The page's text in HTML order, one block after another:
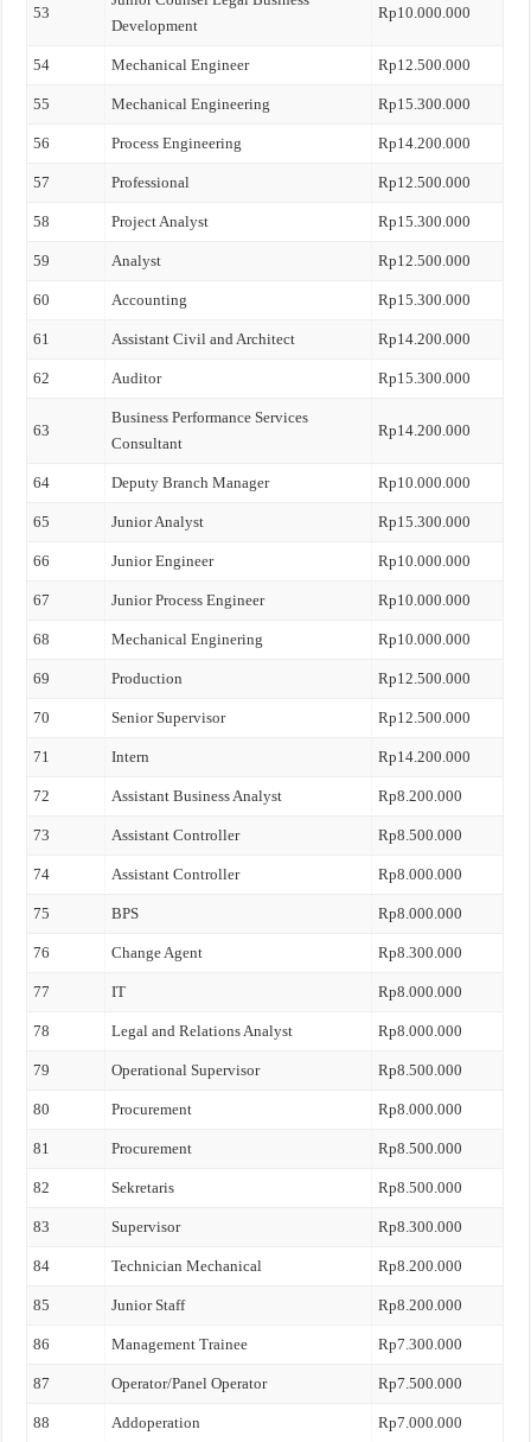
53
Development
Rp10.000.000
54 Mechanical Engineer Rp12.500.000
55 Mechanical Engineering Rp15.300.000
56 Process Engineering Rp14.200.000
57 Professional Rp12.500.000
58 Project Analyst Rp15.300.000
59 Analyst Rp12.500.000
60 Accounting Rp15.300.000
61 Assistant Civil and Architect Rp14.200.000
62 Auditor Rp15.300.000
63
Business Performance Services
Consultant
Rp14.200.000
64 Deputy Branch Manager Rp10.000.000
65 Junior Analyst Rp15.300.000
66 Junior Engineer Rp10.000.000
67 Junior Process Engineer Rp10.000.000
68 Mechanical Enginering Rp10.000.000
69 Production Rp12.500.000
70 Senior Supervisor Rp12.500.000
71 Intern Rp14.200.000
72 Assistant Business Analyst Rp8.200.000
73 Assistant Controller Rp8.500.000
74 Assistant Controller Rp8.000.000
75 BPS Rp8.000.000
76 Change Agent Rp8.300.000
77 IT Rp8.000.000
78 Legal and Relations Analyst Rp8.000.000
79 Operational Supervisor Rp8.500.000
80 Procurement Rp8.000.000
81 Procurement Rp8.500.000
82 Sekretaris Rp8.500.000
83 Supervisor Rp8.300.000
84 Technician Mechanical Rp8.200.000
85 Junior Staff Rp8.200.000
86 Management Trainee Rp7.300.000
87 Operator/Panel Operator Rp7.500.000
88 Addoperation Rp7.000.000